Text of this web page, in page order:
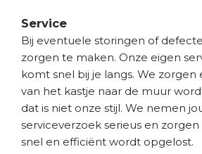
Service
Bij eventuele storingen of
zorgen te maken. Onze eigen
komt snel bij je langs. We zorgen
van het kastje naar de muur
dat is niet onze stijl. We nemen
serviceverzoek serieus en
snel en efficiënt wordt opgelost.